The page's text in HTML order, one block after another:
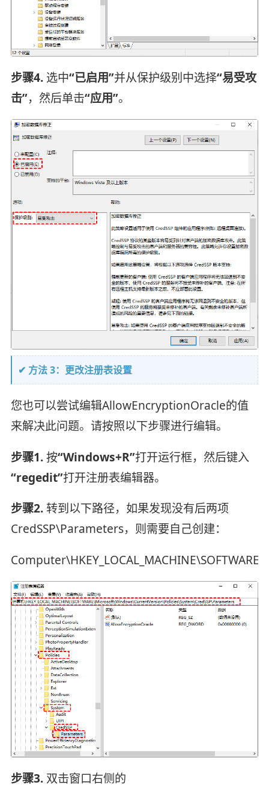
步骤4. 选中“已启用”并从保护级别中选择“易受攻
击”，然后单击“应用”。
✔ 方法 3：更改注册表设置
您也可以尝试编辑AllowEncryptionOracle的值
来解决此问题。请按照以下步骤进行编辑。
步骤1.按“Windows+R”打开运行框，然后键入
“regedit”打开注册表编辑器。
步骤2.转到以下路径，如果发现没有后两项
CredSSP\Parameters，则需要自己创建：
步骤3. 双击窗口右侧的